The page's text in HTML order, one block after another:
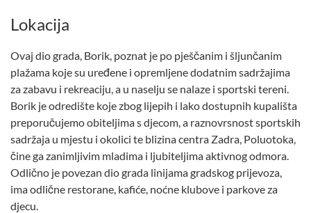
Lokacija
Ovaj dio grada, Borik, poznat je po pješčanim i šljunčanim
plažama koje su uređene i opremljene dodatnim sadržajima
za zabavu i rekreaciju, a u naselju se nalaze i sportski tereni.
Borik je odredište koje zbog lijepih i lako dostupnih kupališta
preporučujemo obiteljima s djecom, a raznovrsnost sportskih
sadržaja u mjestu i okolici te blizina centra Zadra, Poluotoka,
čine ga zanimljivim mladima i ljubiteljima aktivnog odmora.
Odlično je povezan dio grada linijama gradskog prijevoza,
ima odlične restorane, kafiće, noćne klubove i parkove za
djecu.